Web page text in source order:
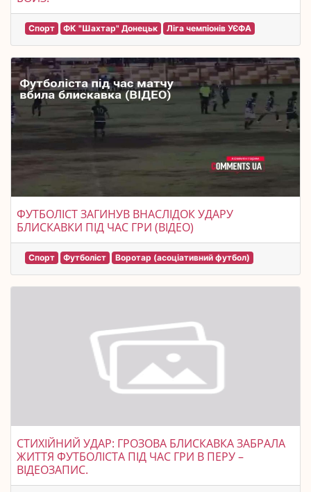
Спорт ФК "Шахтар" Донецьк Ліга чемпіонів УЄФА
ФУТБОЛІСТ ЗАГИНУВ ВНАСЛІДОК УДАРУ
БЛИСКАВКИ ПІД ЧАС ГРИ (ВІДЕО)
Спорт Футболіст Воротар (асоціативний футбол)
СТИХІЙНИЙ УДАР: ГРОЗОВА БЛИСКАВКА ЗАБРАЛА
ЖИТТЯ ФУТБОЛІСТА ПІД ЧАС ГРИ В ПЕРУ –
ВІДЕОЗАПИС.